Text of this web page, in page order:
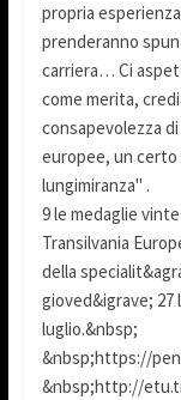
propria
prenderanno
carriera… Ci
come merita,
consapevolezza
europee, un
lungimiranza" .
9 le medaglie
Transilvania
della
gioved&igrave; 27
luglio.&nbsp;
&nbsp;https://
&nbsp;http://